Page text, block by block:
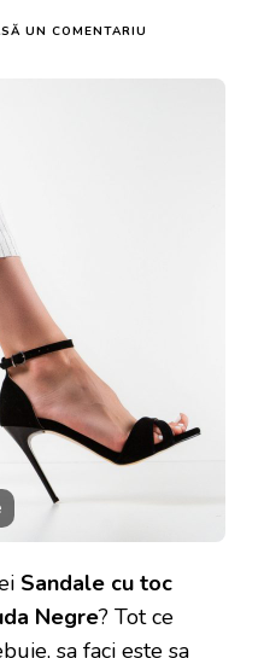
UN COMENTARIU
Sandale cu toc
Negre? Tot ce
sa faci este sa